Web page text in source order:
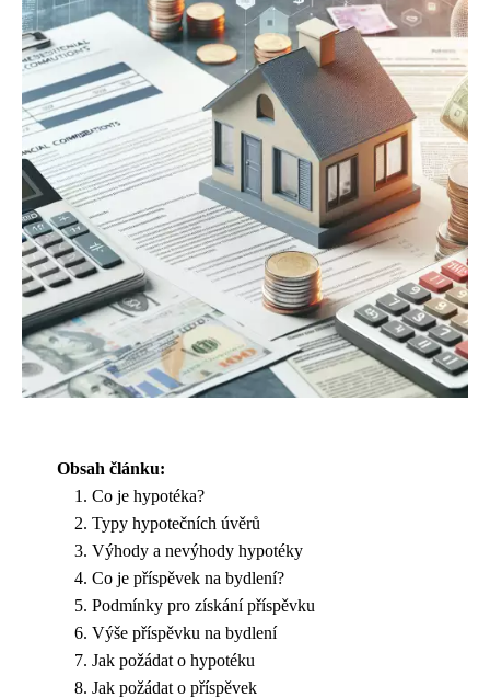
Obsah článku:
Co je hypotéka?
Typy hypotečních úvěrů
Výhody a nevýhody hypotéky
Co je příspěvek na bydlení?
Podmínky pro získání příspěvku
Výše příspěvku na bydlení
Jak požádat o hypotéku
Jak požádat o příspěvek